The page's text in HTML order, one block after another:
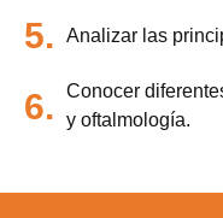
5. Analizar las
6.
Conocer
y oftalmología.